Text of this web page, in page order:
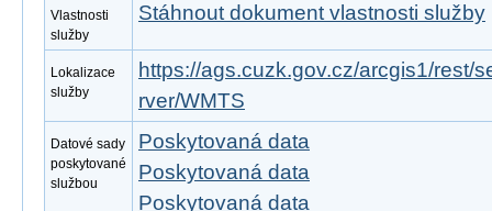
Vlastnosti
služby
Stáhnout dokument vlastnosti služby
Lokalizace
služby
https://ags.cuzk.gov.cz/arcgis1/rest/
rver/WMTS
Datové sady
poskytované
službou
Poskytovaná data
Poskytovaná data
Poskytovaná data